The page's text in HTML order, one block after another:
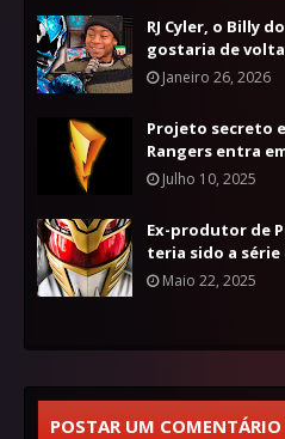
RJ Cyler, o Billy
gostaria de
Janeiro 26, 2026
Projeto secreto
Rangers entra
Julho 10, 2025
Ex-produtor de
teria sido a
Maio 22, 2025
POSTAR UM COMENTÁRIO